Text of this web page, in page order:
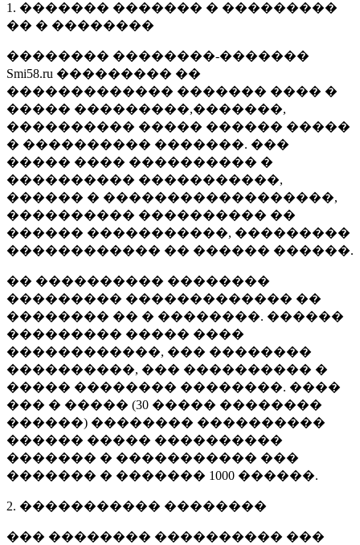
1. ������� ������� � ���������
�� � ��������
�������� ��������-�������
Smi58.ru ��������� ��
������������� ������� ���� �
����� ���������,�������,
���������� ����� ������ �����
� ���������� �������. ���
����� ���� ���������� �
���������� �����������,
������ � ������������������,
���������� ���������� ��
������ �����������, ���������
������������ �� ������ ������.
�� ���������� ��������
��������� ������������� ��
�������� �� � ��������. ������
��������� ����� ����
������������, ��� ��������
����������, ��� ���������� �
����� �������� ��������. ����
��� � ����� (30 ����� ��������
������) �������� ����������
������ ����� ����������
������� � ����������� ���
������� � ������� 1000 ������.
2. ����������� ��������
��� �������� ���������� ���